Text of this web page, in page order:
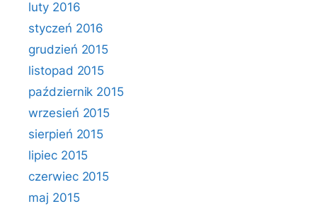
luty 2016
styczeń 2016
grudzień 2015
listopad 2015
październik 2015
wrzesień 2015
sierpień 2015
lipiec 2015
czerwiec 2015
maj 2015